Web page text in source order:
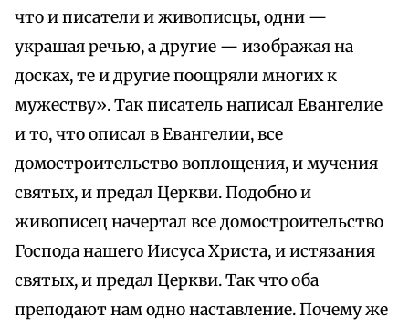
что и писатели и живописцы, одни —
украшая речью, а другие — изображая на
досках, те и другие поощряли многих к
мужеству». Так писатель написал Евангелие
и то, что описал в Евангелии, все
домостроительство воплощения, и мучения
святых, и предал Церкви. Подобно и
живописец начертал все домостроительство
Господа нашего Иисуса Христа, и истязания
святых, и предал Церкви. Так что оба
преподают нам одно наставление. Почему же